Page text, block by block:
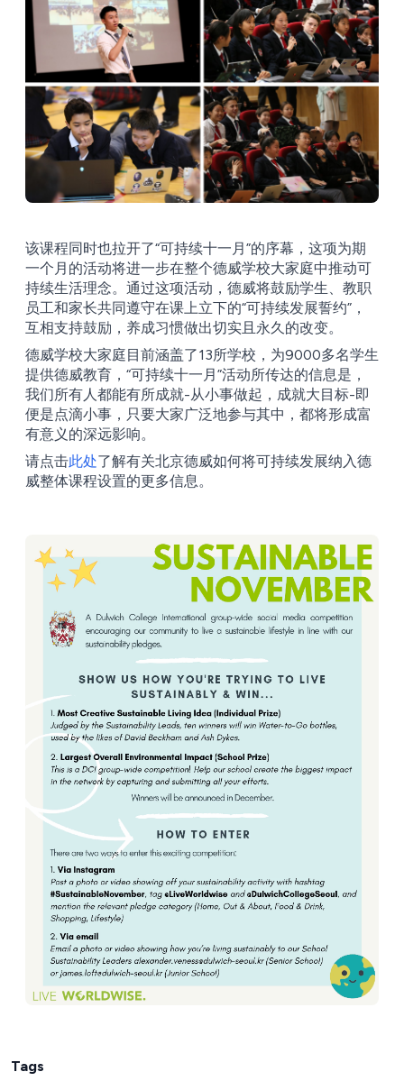
该课程同时也拉开了“可持续十一月”的序幕，这项为期
一个月的活动将进一步在整个德威学校大家庭中推动可
持续生活理念。通过这项活动，德威将鼓励学生、教职
员工和家长共同遵守在课上立下的“可持续发展誓约”，
互相支持鼓励，养成习惯做出切实且永久的改变。
德威学校大家庭目前涵盖了13所学校，为9000多名学生
提供德威教育，“可持续十一月”活动所传达的信息是，
我们所有人都能有所成就-从小事做起，成就大目标-即
便是点滴小事，只要大家广泛地参与其中，都将形成富
有意义的深远影响。
请点击此处了解有关北京德威如何将可持续发展纳入德
威整体课程设置的更多信息。
Tags